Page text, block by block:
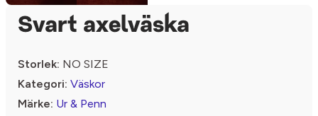
Svart axelväska
Storlek: NO SIZE
Kategori: Väskor
Märke: Ur & Penn